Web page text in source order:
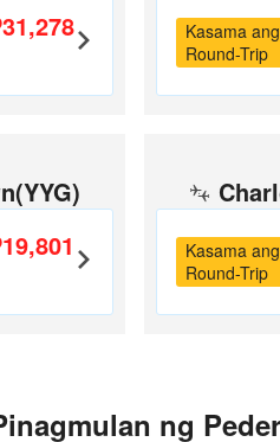
Kasama ang
Round-Trip
Kasama ang
Round-Trip
ng